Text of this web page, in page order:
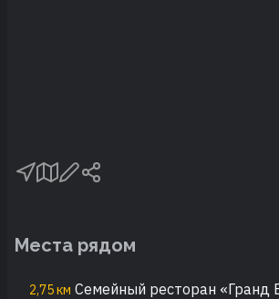
Места рядом
2,75 км Семейный ресторан «Гранд